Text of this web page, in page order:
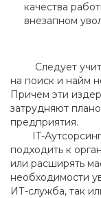
качества
внезапном
Следует
на поиск и найм
Причем эти
затрудняют
предприятия.
IT-Аутсорсинг
подходить к
или расширять
необходимости
ИТ-служба, так